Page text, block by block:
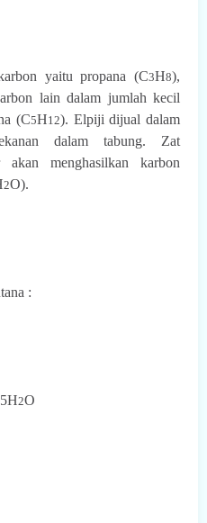
yaitu propana (C3H8),
lain dalam jumlah kecil
(C5H12). Elpiji dijual dalam
dalam tabung. Zat
menghasilkan karbon
2O).
:
2O